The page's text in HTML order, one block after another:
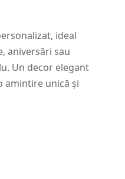
ideal
aniversări sau
Un decor elegant
amintire unică și